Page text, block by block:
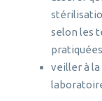
selon les
veiller à